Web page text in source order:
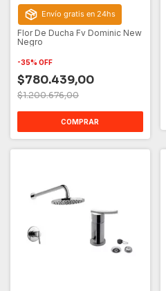
Envío gratis en 24hs
Flor De Ducha Fv Dominic New
Negro
-35% OFF
$780.439,00
$1.200.676,00
COMPRAR